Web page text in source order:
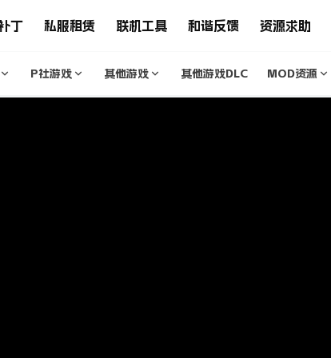
丁 私服租赁 联机工具 和谐反馈 资源求助
P社游戏 其他游戏 其他游戏DLC MOD资源